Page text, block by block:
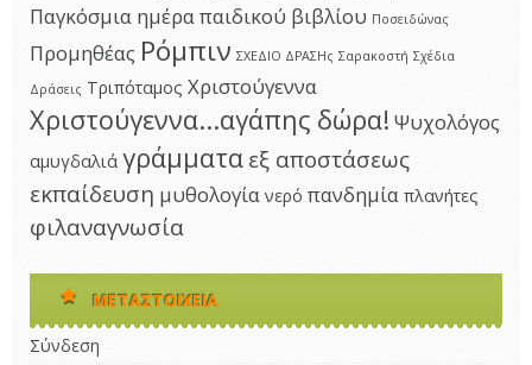
Παγκόσμια ημέρα παιδικού βιβλίου Ποσειδώνας
Προμηθέας Ρόμπιν ΣΧΕΔΙΟ ΔΡΑΣΗς Σαρακοστή Σχέδια
Δράσεις Τριπόταμος Χριστούγεννα
Χριστούγεννα...αγάπης δώρα! Ψυχολόγος
αμυγδαλιά γράμματα εξ αποστάσεως
εκπαίδευση μυθολογία νερό πανδημία πλανήτες
φιλαναγνωσία
ΜΕΤΑΣΤΟΙΧΕΊΑ
Σύνδεση